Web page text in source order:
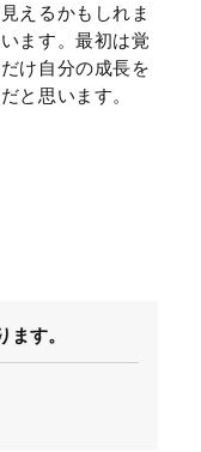
えるかもしれま
ます。最初は覚
け自分の成長を
と思います。
す。